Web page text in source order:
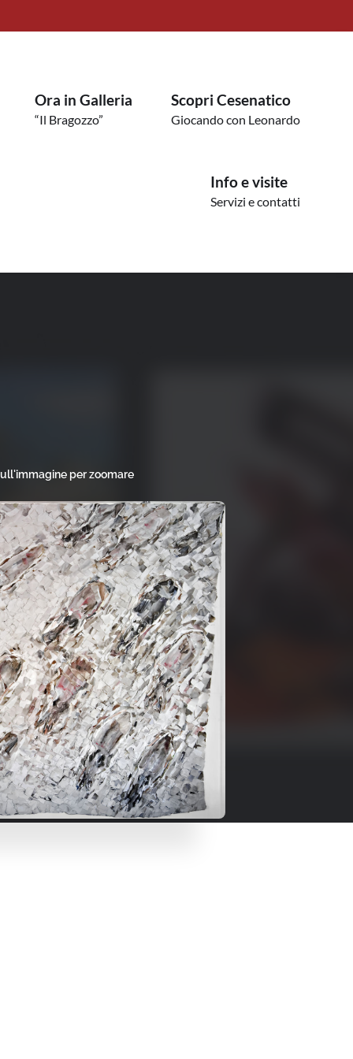
Ora in Galleria
“Il Bragozzo”
Scopri Cesenatico
Giocando con Leonardo
Info e visite
Servizi e contatti
per zoomare